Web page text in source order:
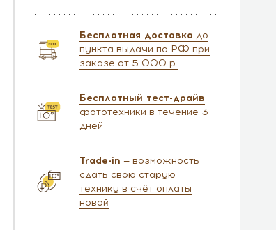
Бесплатная доставка до
пункта выдачи по РФ при
заказе от 5 000 р.
Бесплатный тест-драйв
фототехники в течение 3
дней
Trade-in — возможность
сдать свою старую
технику в счёт оплаты
новой